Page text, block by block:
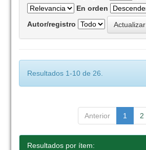
En orden
Autor/registro
Resultados 1-10 de 26.
Anterior 1 2
Resultados por ítem: